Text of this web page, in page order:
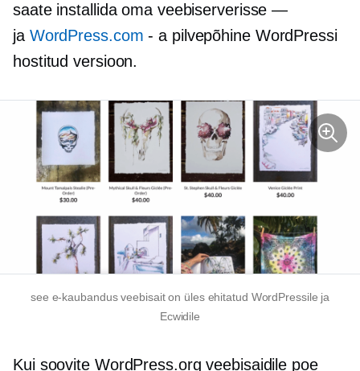
saate installida oma veebiserverisse —
ja WordPress.com - a pilvepõhineWordPressi
hostitud versioon.
see e-kaubandusveebisait on üles ehitatud WordPressile ja
Ecwidile
Kui soovite WordPress.org veebisaidile poe